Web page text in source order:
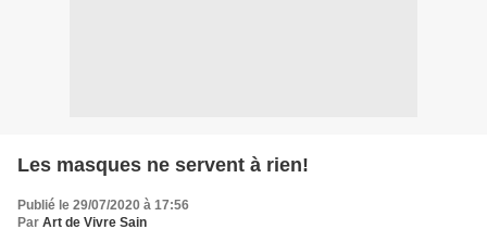
Les masques ne servent à rien!
Publié le 29/07/2020 à 17:56
Par Art de Vivre Sain